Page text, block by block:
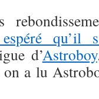
qu’il
d’Astroboy
a lu